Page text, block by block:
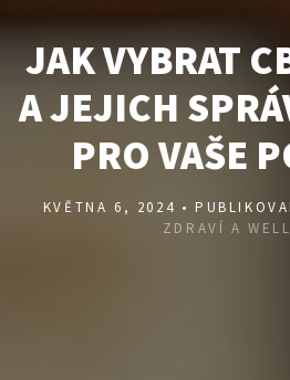
JAK VYBRAT
A JEJICH
PRO VAŠE
KVĚTNA 6, 2024 •
ZDRAVÍ A